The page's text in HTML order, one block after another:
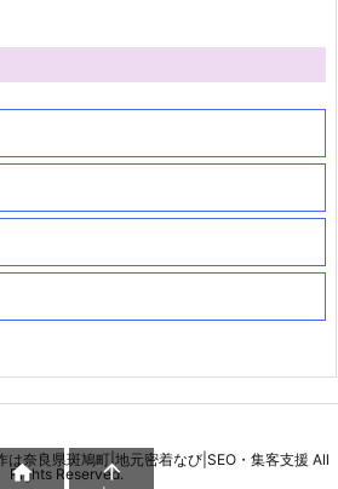
は奈良県斑鳩町|地元密着なび|SEO・集客支援 All
Rights Reserved.
 